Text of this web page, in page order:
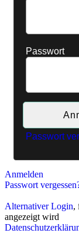
Passwort
Passwort
Anmelden
Passwort
Alternativer Login,
angezeigt wird